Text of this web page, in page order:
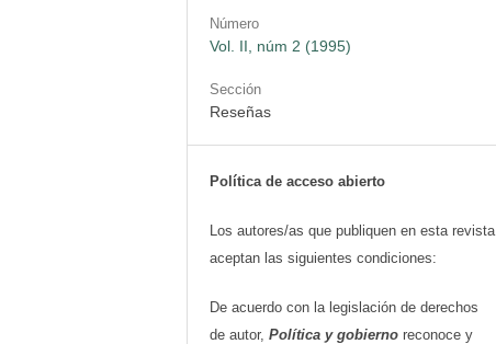
Número
Vol. II, núm 2 (1995)
Sección
Reseñas
Política de acceso abierto
Los autores/as que publiquen en esta revista
aceptan las siguientes condiciones:
De acuerdo con la legislación de derechos
de autor, Política y gobierno reconoce y